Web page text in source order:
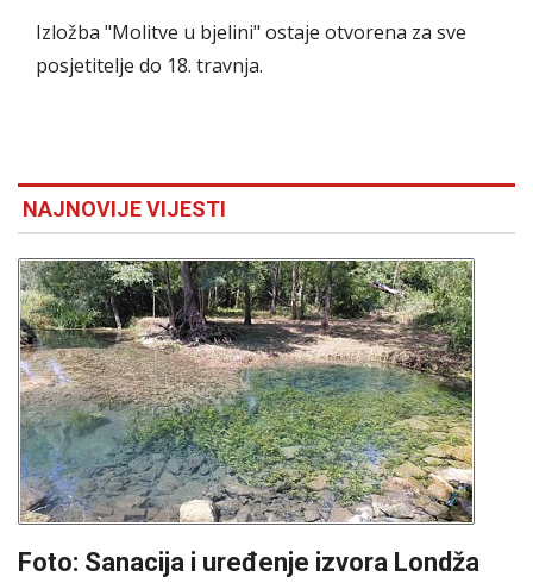
Izložba "Molitve u bjelini" ostaje otvorena za sve
posjetitelje do 18. travnja.
NAJNOVIJE VIJESTI
Foto: Sanacija i uređenje izvora Londža